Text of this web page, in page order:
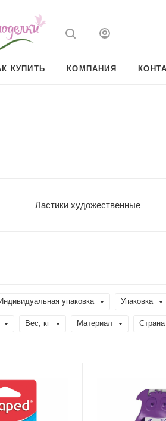
КУПИТЬ КОМПАНИЯ
Ластики художественные
Индивидуальная упаковка Упаковка
Вес, кг Материал